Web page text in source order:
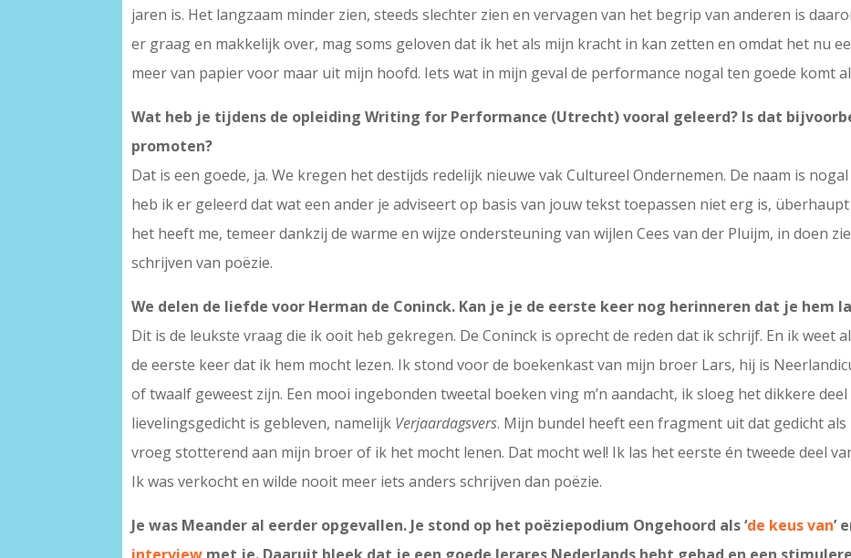
jaren is. Het langzaam minder zien, steeds slechter zien en vervagen van het begrip van anderen is
er graag en makkelijk over, mag soms geloven dat ik het als mijn kracht in kan zetten en omdat het nu
meer van papier voor maar uit mijn hoofd. Iets wat in mijn geval de performance nogal ten goede komt
Wat heb je tijdens de opleiding Writing for Performance (Utrecht) vooral geleerd? Is dat
promoten?
Dat is een goede, ja. We kregen het destijds redelijk nieuwe vak Cultureel Ondernemen. De naam is
heb ik er geleerd dat wat een ander je adviseert op basis van jouw tekst toepassen niet erg is,
het heeft me, temeer dankzij de warme en wijze ondersteuning van wijlen Cees van der Pluijm, in doen
schrijven van poëzie.
We delen de liefde voor Herman de Coninck. Kan je je de eerste keer nog herinneren dat je hem
Dit is de leukste vraag die ik ooit heb gekregen. De Coninck is oprecht de reden dat ik schrijf. En ik weet
de eerste keer dat ik hem mocht lezen. Ik stond voor de boekenkast van mijn broer Lars, hij is
of twaalf geweest zijn. Een mooi ingebonden tweetal boeken ving m’n aandacht, ik sloeg het dikkere
lievelingsgedicht is gebleven, namelijk Verjaardagsvers. Mijn bundel heeft een fragment uit dat gedicht
vroeg stotterend aan mijn broer of ik het mocht lenen. Dat mocht wel! Ik las het eerste én tweede deel
Ik was verkocht en wilde nooit meer iets anders schrijven dan poëzie.
Je was Meander al eerder opgevallen. Je stond op het poëziepodium Ongehoord als ‘de keus van’